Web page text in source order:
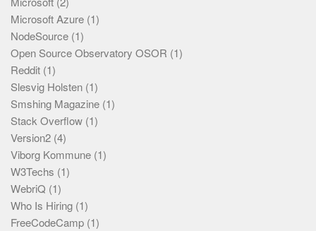
Microsoft Azure (1)
NodeSource (1)
Open Source Observatory OSOR (1)
Reddit (1)
Slesvig Holsten (1)
Smshing Magazine (1)
Stack Overflow (1)
Version2 (4)
Viborg Kommune (1)
W3Techs (1)
WebriQ (1)
Who Is Hiring (1)
FreeCodeCamp (1)